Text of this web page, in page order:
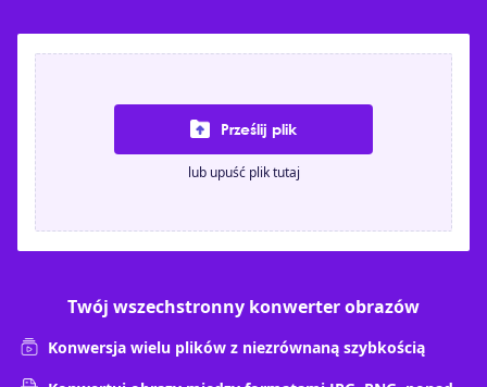
Prześlij plik
lub upuść plik tutaj
Twój wszechstronny konwerter obrazów
Konwersja wielu plików z niezrównaną szybkością